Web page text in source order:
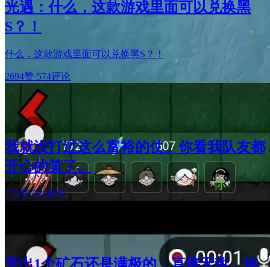
光遇：什么，这款游戏里面可以兑换黑
S？！
什么，这款游戏里面可以兑换黑S？！
2694赞·574评论
我就没打过这么富裕的仗。你看我队友都
开心的笑了。
775赞·541评论